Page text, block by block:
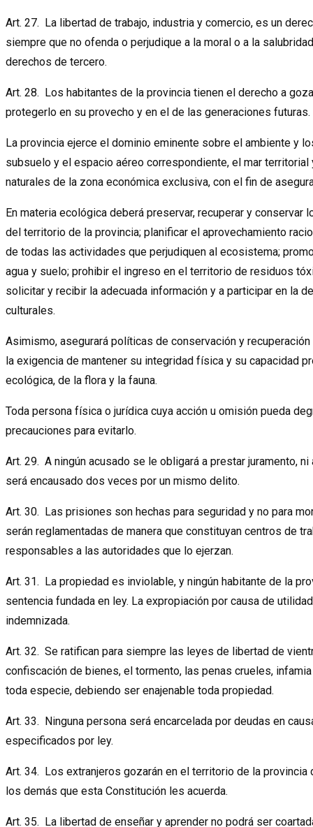
Art. 27. La libertad de trabajo, industria y comercio, es un
siempre que no ofenda o perjudique a la moral o a la
derechos de tercero.
Art. 28. Los habitantes de la provincia tienen el derecho a
protegerlo en su provecho y en el de las generaciones futuras.
La provincia ejerce el dominio eminente sobre el ambiente y
subsuelo y el espacio aéreo correspondiente, el mar
naturales de la zona económica exclusiva, con el fin de
En materia ecológica deberá preservar, recuperar y
del territorio de la provincia; planificar el aprovechamiento
de todas las actividades que perjudiquen al ecosistema;
agua y suelo; prohibir el ingreso en el territorio de residuos
solicitar y recibir la adecuada información y a participar en la
culturales.
Asimismo, asegurará políticas de conservación y
la exigencia de mantener su integridad física y su capacidad
ecológica, de la flora y la fauna.
Toda persona física o jurídica cuya acción u omisión pueda
precauciones para evitarlo.
Art. 29. A ningún acusado se le obligará a prestar juramento,
será encausado dos veces por un mismo delito.
Art. 30. Las prisiones son hechas para seguridad y no para
serán reglamentadas de manera que constituyan centros de
responsables a las autoridades que lo ejerzan.
Art. 31. La propiedad es inviolable, y ningún habitante de la
sentencia fundada en ley. La expropiación por causa de
indemnizada.
Art. 32. Se ratifican para siempre las leyes de libertad de
confiscación de bienes, el tormento, las penas crueles,
toda especie, debiendo ser enajenable toda propiedad.
Art. 33. Ninguna persona será encarcelada por deudas en
especificados por ley.
Art. 34. Los extranjeros gozarán en el territorio de la
los demás que esta Constitución les acuerda.
Art. 35. La libertad de enseñar y aprender no podrá ser